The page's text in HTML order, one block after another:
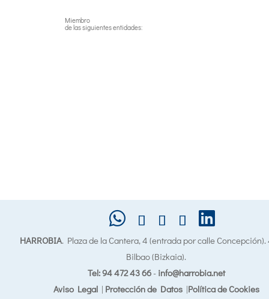
Miembro
de las siguientes entidades:
HARROBIA. Plaza de la Cantera, 4 (entrada por calle
Bilbao (Bizkaia).
Tel: 94 472 43 66- info@harrobia.net
Aviso Legal| Protección de Datos|Política de Cookies